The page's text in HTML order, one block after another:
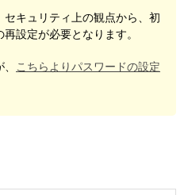
キュリティ上の観点から、初
設定が必要となります。
こちらよりパスワードの設定